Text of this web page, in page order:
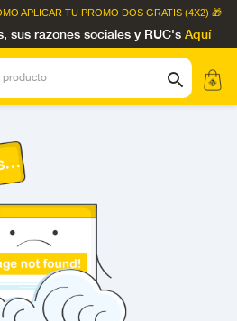
APLICAR TU PROMO DOS GRATIS (4X2) 🎁
sus razones sociales y RUC's Aquí